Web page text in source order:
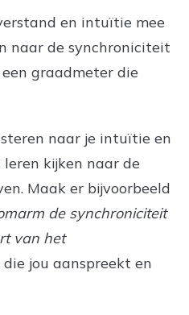
en intuïtie mee
naar de synchroniciteit
graadmeter die
naar je intuïtie en
leren kijken naar de
Maak er bijvoorbeeld
omarm de synchroniciteit
van het
die jou aanspreekt en